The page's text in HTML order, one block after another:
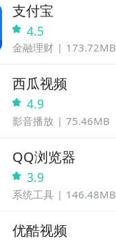
支付宝
4.5
金融理财 173.72MB
西瓜视频
4.9
影音播放 75.46MB
QQ浏览器
3.9
系统工具 146.48MB
优酷视频